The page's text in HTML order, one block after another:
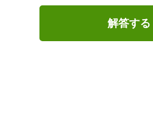
解答する